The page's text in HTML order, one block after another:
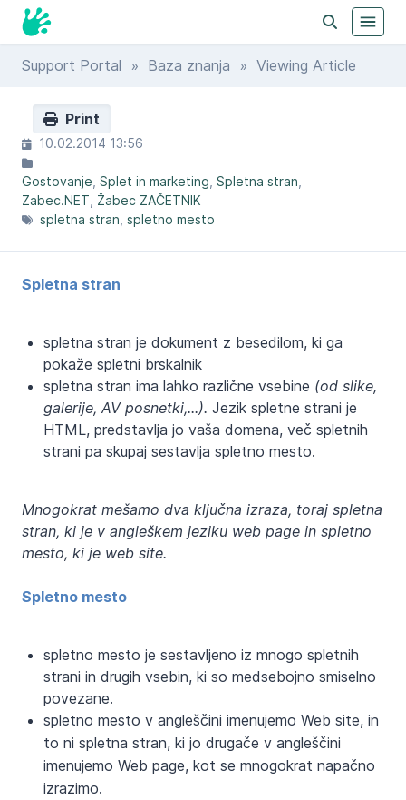
Support Portal » Baza znanja » Viewing Article
Print
10.02.2014 13:56
Gostovanje Splet in marketing Spletna stran
Zabec.NET Žabec ZAČETNIK
spletna stran spletno mesto
Spletna stran
spletna stran je dokument z besedilom, ki ga
pokaže spletni brskalnik
spletna stran ima lahko različne vsebine (od slike,
galerije, AV posnetki,...). Jezik spletne strani je
HTML, predstavlja jo vaša domena, več spletnih
strani pa skupaj sestavlja spletno mesto.
Mnogokrat mešamo dva ključna izraza, toraj spletna
stran, ki je v angleškem jeziku web page in spletno
mesto, ki je web site.
Spletno mesto
spletno mesto je sestavljeno iz mnogo spletnih
strani in drugih vsebin, ki so medsebojno smiselno
povezane.
spletno mesto v angleščini imenujemo Web site, in
to ni spletna stran, ki jo drugače v angleščini
imenujemo Web page, kot se mnogokrat napačno
izrazimo.